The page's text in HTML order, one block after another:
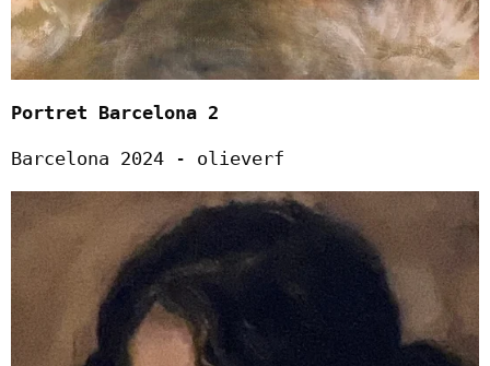
Portret Barcelona 2
Barcelona 2024 - olieverf